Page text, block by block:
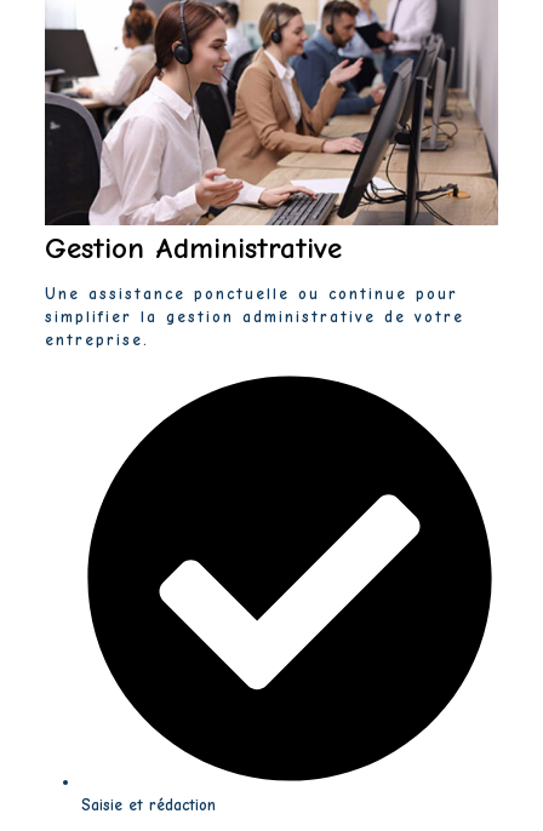
Gestion Administrative
Une assistance ponctuelle ou continue pour
simplifier la gestion administrative de votre
entreprise.
Saisie et rédaction